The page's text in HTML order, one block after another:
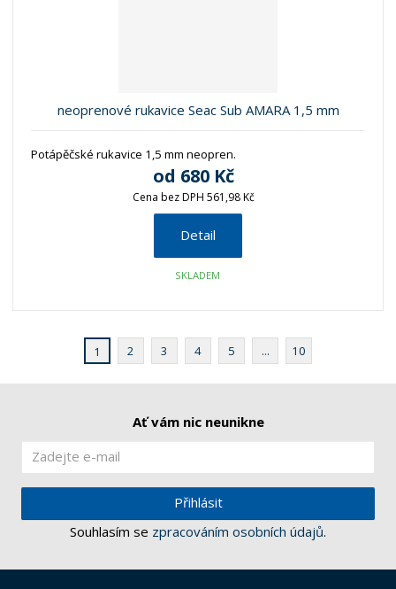
neoprenové rukavice Seac Sub AMARA 1,5 mm
Potápěčské rukavice 1,5 mm neopren.
od 680 Kč
Cena bez DPH 561,98 Kč
Detail
SKLADEM
1 2 3 4 5 ... 10
Ať vám nic neunikne
Přihlásit
Souhlasím se zpracováním osobních údajů.